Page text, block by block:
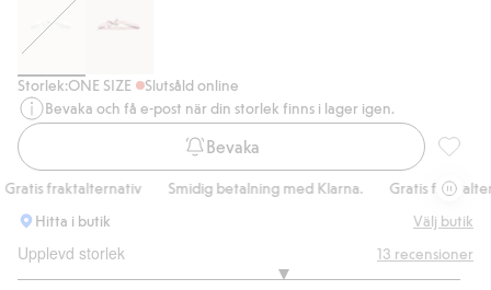
Storlek:ONE SIZE
Slutsåld online
Bevaka och få e-post när din storlek finns i lager igen.
Bevaka
fraktalternativ Smidig betalning med Klarna.
Gratis
Hitta i butik
Välj butik
Upplevd storlek 13 recensioner